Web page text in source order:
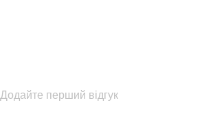
Додайте перший відгук